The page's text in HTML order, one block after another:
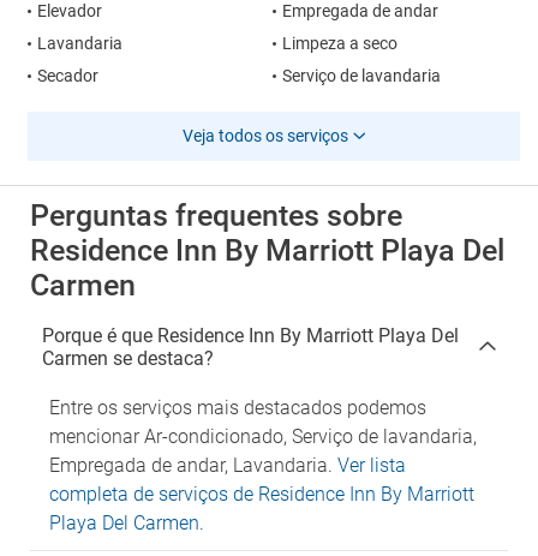
Elevador
Empregada de andar
Lavandaria
Limpeza a seco
Secador
Serviço de lavandaria
Veja todos os serviços
Perguntas frequentes sobre
Residence Inn By Marriott Playa Del
Carmen
Porque é que Residence Inn By Marriott Playa Del
Carmen se destaca?
Entre os serviços mais destacados podemos
mencionar Ar-condicionado, Serviço de lavandaria,
Empregada de andar, Lavandaria. Ver lista
completa de serviços de Residence Inn By Marriott
Playa Del Carmen.